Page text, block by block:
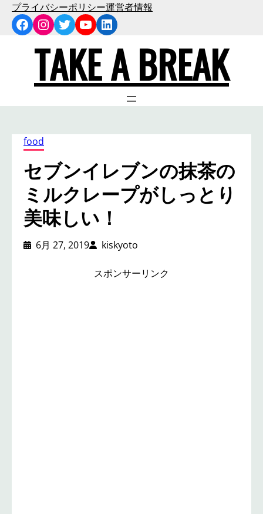
プライバシーポリシー運営者情報
Facebook
Instagram
Twitter
YouTube
LinkedIn
TAKE A BREAK
food
セブンイレブンの抹茶の
ミルクレープがしっとり
美味しい！
6月 27, 2019 kiskyoto
スポンサーリンク